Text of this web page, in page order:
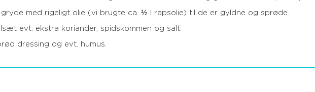
gryde med rigeligt olie (vi brugte ca. ½ l rapsolie) til de er gyldne og sprøde.
evt. ekstra koriander, spidskommen og salt.
dressing og evt. humus.